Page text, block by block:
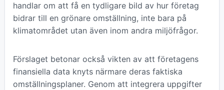
handlar om att få en tydligare bild av hur företag
bidrar till en grönare omställning, inte bara på
klimatområdet utan även inom andra miljöfrågor.
Förslaget betonar också vikten av att företagens
finansiella data knyts närmare deras faktiska
omställningsplaner. Genom att integrera uppgifter